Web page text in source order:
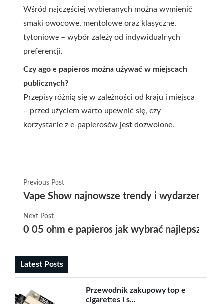
Wśród najczęściej wybieranych można wymienić
smaki owocowe, mentolowe oraz klasyczne,
tytoniowe – wybór zależy od indywidualnych
preferencji.
Czy ago e papieros można używać w miejscach
publicznych?
Przepisy różnią się w zależności od kraju i miejsca
– przed użyciem warto upewnić się, czy
korzystanie z e-papierosów jest dozwolone.
Previous Post
Vape Show najnowsze trendy i wydarzenia
Next Post
0 05 ohm e papieros jak wybrać najlepszy
Latest Posts
Przewodnik zakupowy top e
cigarettes i s...